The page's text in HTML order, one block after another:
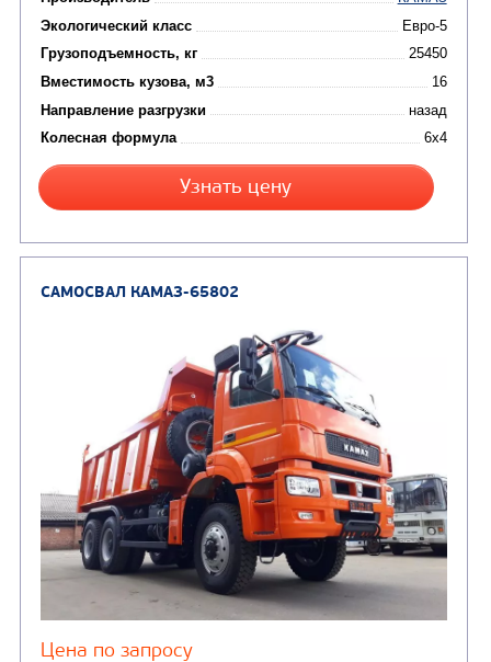
Цена по запросу
Производитель
Экологический класс
Вместимость кузова, м3
Направление разгрузки
Колесная формула
Узнать цену
САМОСВАЛ КАМАЗ-6580